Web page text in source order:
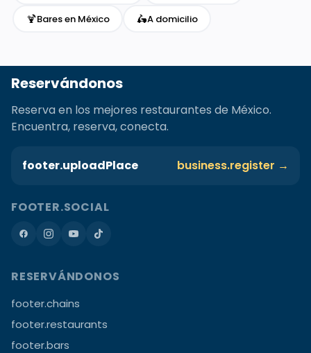
🍹Bares en México 🛵A domicilio
Reservándonos
Reserva en los mejores restaurantes de México.
Encuentra, reserva, conecta.
footer.uploadPlace business.register →
FOOTER.SOCIAL
RESERVÁNDONOS
footer.chains
footer.restaurants
footer.bars